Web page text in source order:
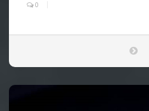
0